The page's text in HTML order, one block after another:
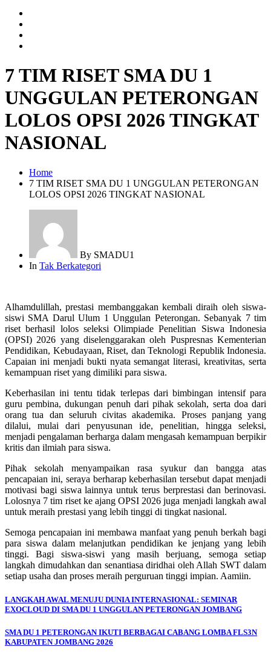
7 TIM RISET SMA DU 1
UNGGULAN PETERONGAN
LOLOS OPSI 2026 TINGKAT
NASIONAL
Home
7 TIM RISET SMA DU 1 UNGGULAN PETERONGAN
LOLOS OPSI 2026 TINGKAT NASIONAL
By SMADU1
In Tak Berkategori
Alhamdulillah, prestasi membanggakan kembali diraih oleh siswa-
siswi SMA Darul Ulum 1 Unggulan Peterongan. Sebanyak 7 tim
riset berhasil lolos seleksi Olimpiade Penelitian Siswa Indonesia
(OPSI) 2026 yang diselenggarakan oleh Puspresnas Kementerian
Pendidikan, Kebudayaan, Riset, dan Teknologi Republik Indonesia.
Capaian ini menjadi bukti nyata semangat literasi, kreativitas, serta
kemampuan riset yang dimiliki para siswa.
Keberhasilan ini tentu tidak terlepas dari bimbingan intensif para
guru pembina, dukungan penuh dari pihak sekolah, serta doa dari
orang tua dan seluruh civitas akademika. Proses panjang yang
dilalui, mulai dari penyusunan ide, penelitian, hingga seleksi,
menjadi pengalaman berharga dalam mengasah kemampuan berpikir
kritis dan ilmiah para siswa.
Pihak sekolah menyampaikan rasa syukur dan bangga atas
pencapaian ini, seraya berharap keberhasilan tersebut dapat menjadi
motivasi bagi siswa lainnya untuk terus berprestasi dan berinovasi.
Lolosnya 7 tim riset ke ajang OPSI 2026 juga menjadi langkah awal
untuk meraih prestasi yang lebih tinggi di tingkat nasional.
Semoga pencapaian ini membawa manfaat yang penuh berkah bagi
para siswa dalam melanjutkan pendidikan ke jenjang yang lebih
tinggi. Bagi siswa-siswi yang masih berjuang, semoga setiap
langkah dimudahkan dan senantiasa diridhai oleh Allah SWT dalam
setiap usaha dan proses meraih perguruan tinggi impian. Aamiin.
LANGKAH AWAL MENUJU DUNIA INTERNASIONAL: SEMINAR
EXOCLOUD DI SMA DU 1 UNGGULAN PETERONGAN JOMBANG
SMA DU 1 PETERONGAN IKUTI BERBAGAI CABANG LOMBA FLS3N
KABUPATEN JOMBANG 2026